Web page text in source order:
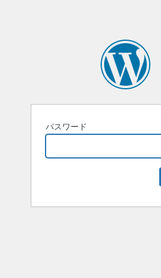
パスワード